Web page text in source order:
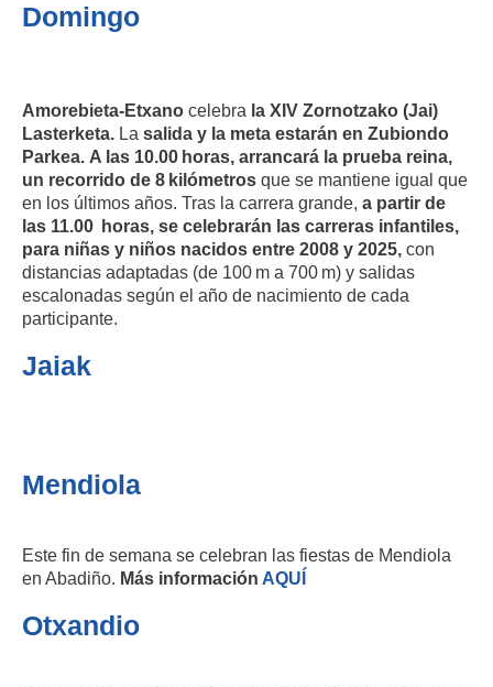
Domingo
Amorebieta-Etxano celebra la XIV Zornotzako (Jai)
Lasterketa. La salida y la meta estarán en Zubiondo
Parkea. A las 10.00 horas, arrancará la prueba reina,
un recorrido de 8 kilómetros que se mantiene igual que
en los últimos años. Tras la carrera grande, a partir de
las 11.00 horas, se celebrarán las carreras infantiles,
para niñas y niños nacidos entre 2008 y 2025, con
distancias adaptadas (de 100 m a 700 m) y salidas
escalonadas según el año de nacimiento de cada
participante.
Jaiak
Mendiola
Este fin de semana se celebran las fiestas de Mendiola
en Abadiño. Más información AQUÍ
Otxandio